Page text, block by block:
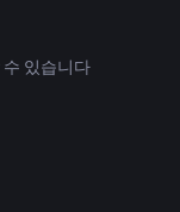
있습니다